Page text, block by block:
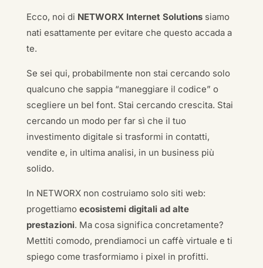
Ecco, noi di NETWORX Internet Solutionssiamo
nati esattamente per evitare che questo accada a
te.
Se sei qui, probabilmente non stai cercando solo
qualcuno che sappia “maneggiare il codice” o
scegliere un bel font. Stai cercando crescita. Stai
cercando un modo per far sì che il tuo
investimento digitale si trasformi in contatti,
vendite e, in ultima analisi, in un business più
solido.
In NETWORX non costruiamo solo siti web:
progettiamo ecosistemi digitali ad alte
prestazioni. Ma cosa significa concretamente?
Mettiti comodo, prendiamoci un caffè virtuale e ti
spiego come trasformiamo i pixel in profitti.